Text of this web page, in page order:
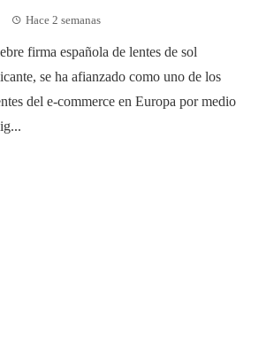
Hace 2 semanas
firma española de lentes de sol
se ha afianzado como uno de los
del e-commerce en Europa por medio